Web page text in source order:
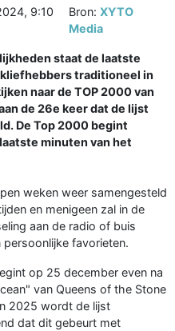
9:10
Bron:XYTO
Media
staat de laatste
traditioneel in
naar de TOP 2000 van
de 26e keer dat de lijst
De Top 2000 begint
minuten van het
weken weer samengesteld
en menigeen zal in de
aan de radio of buis
favorieten.
op 25 december even na
van Queens of the Stone
2025 wordt de lijst
dat dit gebeurt met